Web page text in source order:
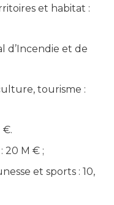
et habitat :
d’Incendie et de
tourisme :
€.
20 M € ;
et sports : 10,